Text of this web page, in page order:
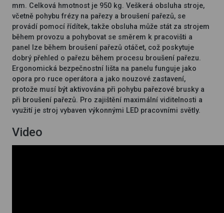
mm. Celková hmotnost je 950 kg. Veškerá obsluha stroje,
včetně pohybu frézy na pařezy a broušení pařezů, se
provádí pomocí řídítek, takže obsluha může stát za strojem
během provozu a pohybovat se směrem k pracovišti a
panel lze během broušení pařezů otáčet, což poskytuje
dobrý přehled o pařezu během procesu broušení pařezu.
Ergonomická bezpečnostní lišta na panelu funguje jako
opora pro ruce operátora a jako nouzové zastavení,
protože musí být aktivována při pohybu pařezové brusky a
při broušení pařezů. Pro zajištění maximální viditelnosti a
využití je stroj vybaven výkonnými LED pracovními světly.
Video